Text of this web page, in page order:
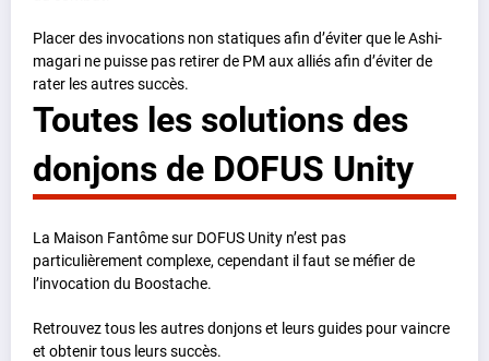
Placer des invocations non statiques afin d’éviter que le Ashi-
magari ne puisse pas retirer de PM aux alliés afin d’éviter de
rater les autres succès.
Toutes les solutions des
donjons de DOFUS Unity
La Maison Fantôme sur DOFUS Unity n’est pas
particulièrement complexe, cependant il faut se méfier de
l’invocation du Boostache.
Retrouvez tous les autres donjons et leurs guides pour vaincre
et obtenir tous leurs succès.